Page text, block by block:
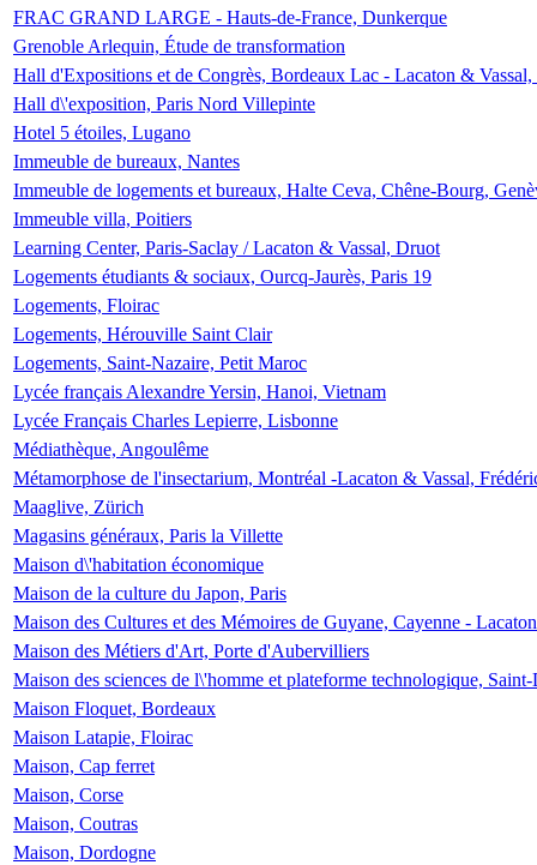
FRAC GRAND LARGE - Hauts-de-France, Dunkerque
Grenoble Arlequin, Étude de transformation
Hall d'Expositions et de Congrès, Bordeaux Lac - Lacaton &
Hall d\'exposition, Paris Nord Villepinte
Hotel 5 étoiles, Lugano
Immeuble de bureaux, Nantes
Immeuble de logements et bureaux, Halte Ceva, Chêne-Bourg,
Immeuble villa, Poitiers
Learning Center, Paris-Saclay / Lacaton & Vassal, Druot
Logements étudiants & sociaux, Ourcq-Jaurès, Paris 19
Logements, Floirac
Logements, Hérouville Saint Clair
Logements, Saint-Nazaire, Petit Maroc
Lycée français Alexandre Yersin, Hanoi, Vietnam
Lycée Français Charles Lepierre, Lisbonne
Médiathèque, Angoulême
Métamorphose de l'insectarium, Montréal -Lacaton & Vassal,
Maaglive, Zürich
Magasins généraux, Paris la Villette
Maison d\'habitation économique
Maison de la culture du Japon, Paris
Maison des Cultures et des Mémoires de Guyane, Cayenne -
Maison des Métiers d'Art, Porte d'Aubervilliers
Maison des sciences de l\'homme et plateforme technologique,
Maison Floquet, Bordeaux
Maison Latapie, Floirac
Maison, Cap ferret
Maison, Corse
Maison, Coutras
Maison, Dordogne